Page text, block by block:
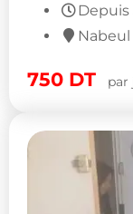
Depuis
Nabeul
750 DT par